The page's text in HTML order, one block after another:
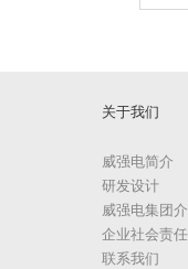
关于我们
威强电简介
研发设计
威强电集团
企业社会责
联系我们